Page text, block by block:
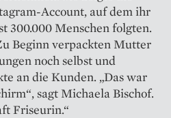
Account, auf dem ihr
300.000 Menschen folgten.
Beginn verpackten Mutter
noch selbst und
an die Kunden. „Das war
sagt Michaela Bischof.
Friseurin.“